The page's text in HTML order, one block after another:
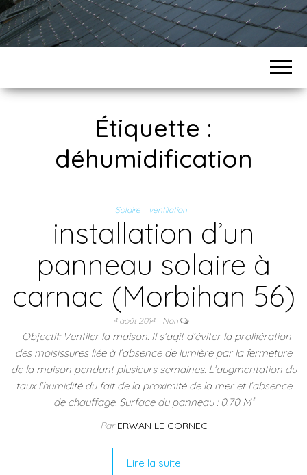
Étiquette :
déhumidification
Solaire ventilation
installation d’un
panneau solaire à
carnac (Morbihan 56)
4 août 2014 Non
Objectif: Ventiler la maison. Il s’agit d’éviter la prolifération
des moisissures liée à l’absence de lumière par la fermeture
de la maison pendant plusieurs semaines. L’augmentation du
taux l’humidité du fait de la proximité de la mer et l’absence
de chauffage. Surface du panneau : 0.70 M²
ParERWAN LE CORNEC
Lire la suite